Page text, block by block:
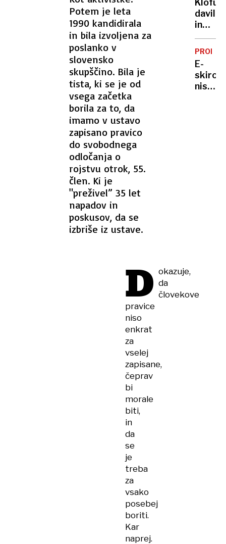
Potem je leta
1990 kandidirala
in bila izvoljena za
poslanko v
slovensko
skupščino. Bila je
tista, ki se je od
vsega začetka
borila za to, da
imamo v ustavo
zapisano pravico
do svobodnega
odločanja o
rojstvu otrok, 55.
člen. Ki je
"preživel” 35 let
napadov in
poskusov, da se
izbriše iz ustave.
D okazuje,
da
človekove
pravice
niso
enkrat
za
vselej
zapisane,
čeprav
bi
morale
biti,
in
da
se
je
treba
za
vsako
posebej
boriti.
Kar
naprej.
z
do
avtov
za
rabo
davil
in
grozil
z
nožem,
a v
zapor
mu
E-
skiroji
niso